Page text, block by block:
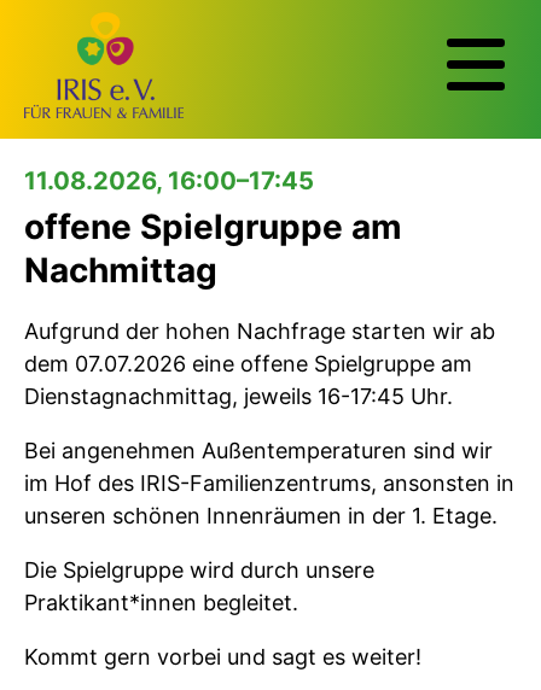
11.08.2026, 16:00–17:45
offene Spielgruppe am
Nachmittag
Aufgrund der hohen Nachfrage starten wir ab
dem 07.07.2026 eine offene Spielgruppe am
Dienstagnachmittag, jeweils 16-17:45 Uhr.
Bei angenehmen Außentemperaturen sind wir
im Hof des IRIS-Familienzentrums, ansonsten in
unseren schönen Innenräumen in der 1. Etage.
Die Spielgruppe wird durch unsere
Praktikant*innen begleitet.
Kommt gern vorbei und sagt es weiter!